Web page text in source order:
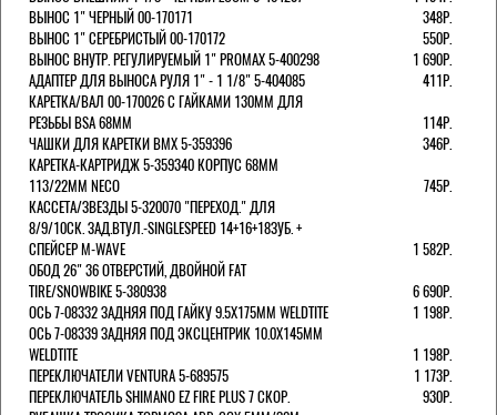
ВЫНОС 1" ЧЕРНЫЙ 00-170171
348Р.
ВЫНОС 1" СЕРЕБРИСТЫЙ 00-170172
550Р.
ВЫНОС ВНУТР. РЕГУЛИРУЕМЫЙ 1" PROMAX 5-400298
1 690Р.
АДАПТЕР ДЛЯ ВЫНОСА РУЛЯ 1" - 1 1/8" 5-404085
411Р.
КАРЕТКА/ВАЛ 00-170026 С ГАЙКАМИ 130ММ ДЛЯ
РЕЗЬБЫ BSA 68ММ
114Р.
ЧАШКИ ДЛЯ КАРЕТКИ BMX 5-359396
346Р.
КАРЕТКА-КАРТРИДЖ 5-359340 КОРПУС 68ММ
113/22ММ NECO
745Р.
КАССЕТА/ЗВЕЗДЫ 5-320070 "ПЕРЕХОД." ДЛЯ
8/9/10СК. ЗАД.ВТУЛ.-SINGLESPEED 14+16+18ЗУБ. +
СПЕЙСЕР M-WAVE
1 582Р.
ОБОД 26" 36 ОТВЕРСТИЙ, ДВОЙНОЙ FAT
TIRE/SNOWBIKE 5-380938
6 690Р.
ОСЬ 7-08332 ЗАДНЯЯ ПОД ГАЙКУ 9.5Х175ММ WELDTITE
1 198Р.
ОСЬ 7-08339 ЗАДНЯЯ ПОД ЭКСЦЕНТРИК 10.0Х145ММ
WELDTITE
1 198Р.
ПЕРЕКЛЮЧАТЕЛИ VENTURA 5-689575
1 173Р.
ПЕРЕКЛЮЧАТЕЛЬ SHIMANO EZ FIRE PLUS 7 СКОР.
930Р.